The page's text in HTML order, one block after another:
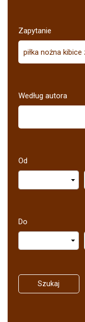
Zapytanie
Według autora
Od
Do
Szukaj